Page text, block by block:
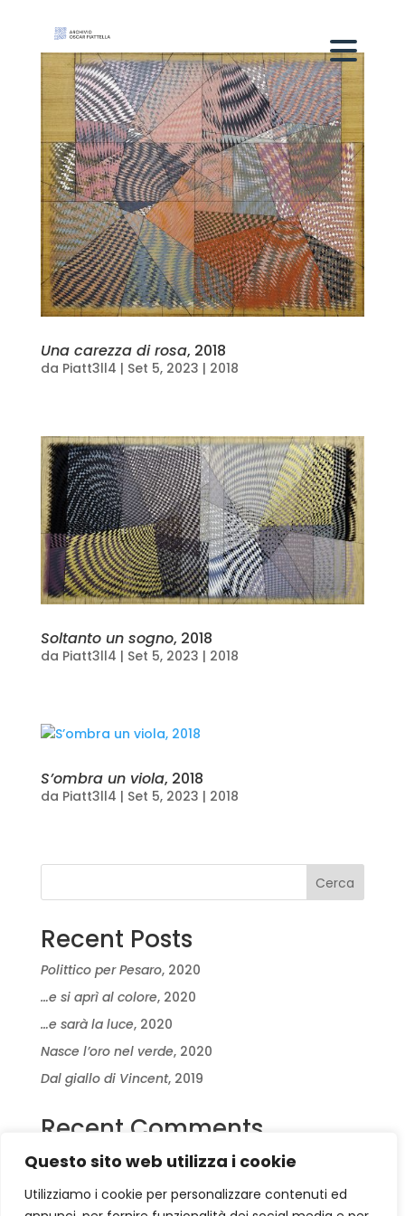
Questo sito web utilizza i cookie
Utilizziamo i cookie per personalizzare contenuti ed
Una carezza di rosa, 2018
da Piatt3ll4 | Set 5, 2023 | 2018
Soltanto un sogno, 2018
da Piatt3ll4 | Set 5, 2023 | 2018
S’ombra un viola, 2018
da Piatt3ll4 | Set 5, 2023 | 2018
Cerca
Recent Posts
Polittico per Pesaro, 2020
…e si aprì al colore, 2020
…e sarà la luce, 2020
Nasce l’oro nel verde, 2020
Dal giallo di Vincent, 2019
Recent Comments
Nessun commento da mostrare.